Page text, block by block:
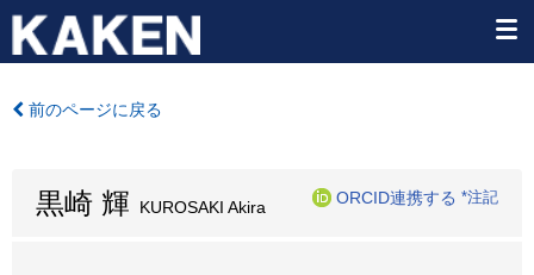
前のページに戻る
黒崎 輝 KUROSAKI Akira
ORCID連携する *注記